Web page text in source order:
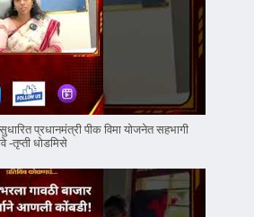
प्रधानमंत्री पीक विमा योजनेत सहभागी
-तृप्ती धोडमिसे